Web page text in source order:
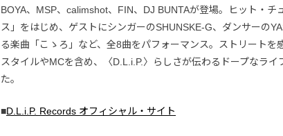
BOYA、MSP、calimshot、FIN、DJ BUNTAが登場。ヒット・チ
ス」をはじめ、ゲストにシンガーのSHUNSKE-G、ダンサーの
る楽曲「こゝろ」など、全8曲をパフォーマンス。ストリートを
スタイルやMCを含め、〈D.L.i.P.〉らしさが伝わるドープなライ
た。
■D.L.i.P. Records オフィシャル・サイト